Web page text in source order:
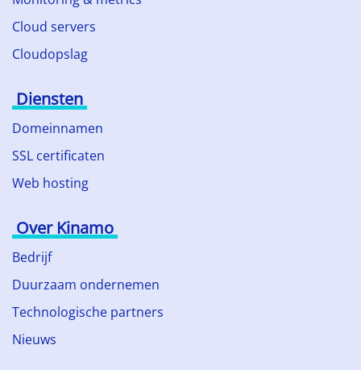
Cloud servers
Cloudopslag
Diensten
Domeinnamen
SSL certificaten
Web hosting
Over Kinamo
Bedrijf
Duurzaam ondernemen
Technologische partners
Nieuws